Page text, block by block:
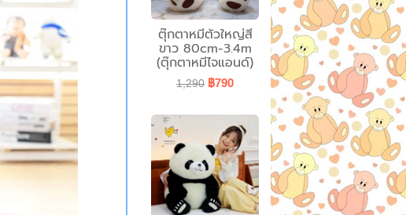
ตุ๊กตาหมีตัวใหญ่สี
ขาว 80cm-3.4m
(ตุ๊กตาหมีไจแอนด์)
1,290 ฿790